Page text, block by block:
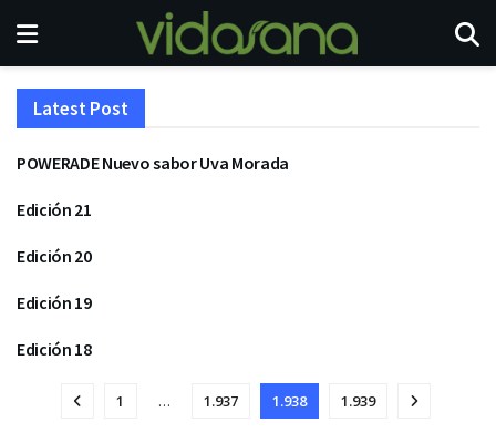
Latest Post
LANZAMIENTOS & NOVEDADES
POWERADE Nuevo sabor Uva Morada
REVISTAS
Edición 21
REVISTAS
Edición 20
REVISTAS
Edición 19
REVISTAS
Edición 18
1 … 1.937 1.938 1.939